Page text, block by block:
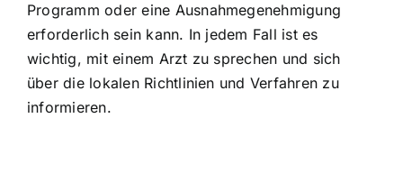
Programm oder eine Ausnahmegenehmigung
erforderlich sein kann. In jedem Fall ist es
wichtig, mit einem Arzt zu sprechen und sich
über die lokalen Richtlinien und Verfahren zu
informieren.